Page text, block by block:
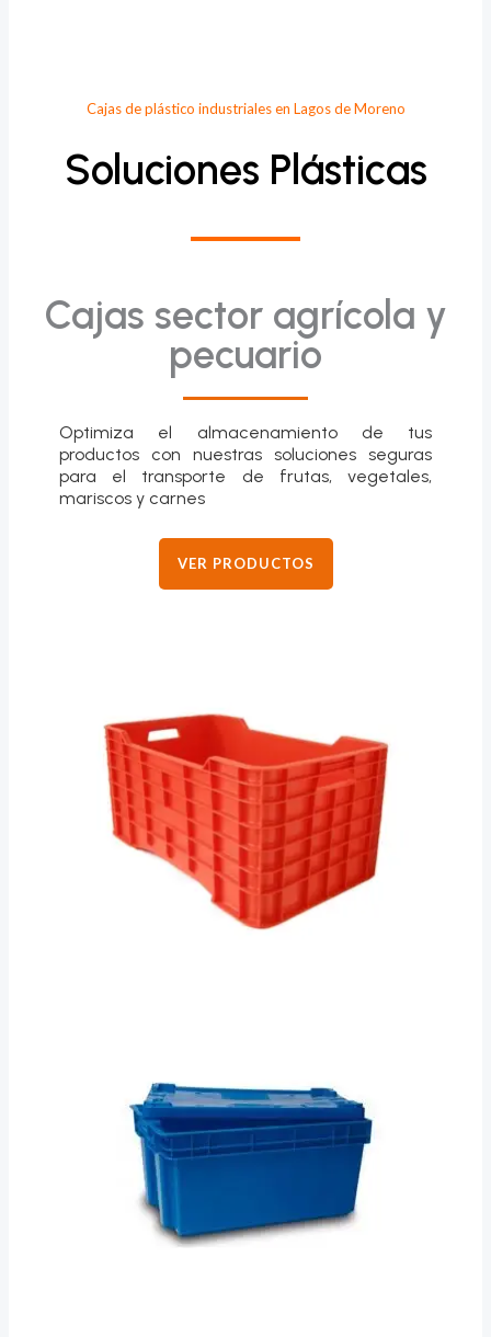
Cajas de plástico industriales en Lagos de Moreno
Soluciones Plásticas
Cajas sector agrícola y
pecuario
Optimiza el almacenamiento de tus
productos con nuestras soluciones seguras
para el transporte de frutas, vegetales,
mariscos y carnes
VER PRODUCTOS